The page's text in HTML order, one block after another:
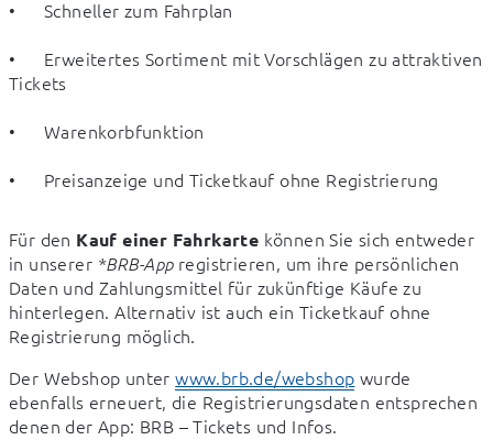
•	Schneller zum Fahrplan
•	Erweitertes Sortiment mit Vorschlägen zu attraktiven
Tickets
•	Warenkorbfunktion
•	Preisanzeige und Ticketkauf ohne Registrierung
Für den Kauf einer Fahrkarte können Sie sich entweder
in unserer *BRB-App registrieren, um ihre persönlichen
Daten und Zahlungsmittel für zukünftige Käufe zu
hinterlegen. Alternativ ist auch ein Ticketkauf ohne
Registrierung möglich.
Der Webshop unter www.brb.de/webshop wurde
ebenfalls erneuert, die Registrierungsdaten entsprechen
denen der App: BRB – Tickets und Infos.